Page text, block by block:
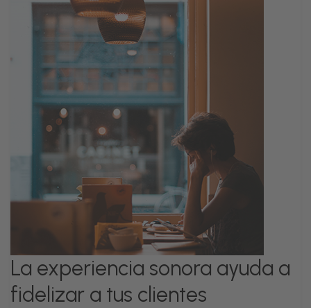
La experiencia sonora ayuda a
fidelizar a tus clientes